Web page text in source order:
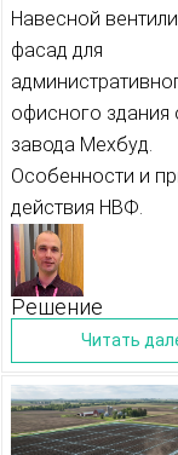
Навесной
фасад для
офисного здания
завода Мехбуд.
Особенности и
действия НВФ.
Решение
Читать